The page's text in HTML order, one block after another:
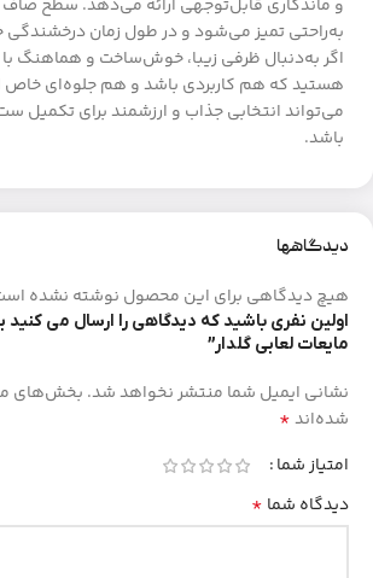
و ماندگاری قابل‌توجهی ارائه می‌دهد. سطح
به‌راحتی تمیز می‌شود و در طول زمان درخشندگی
اگر به‌دنبال ظرفی زیبا، خوش‌ساخت و هماهنگ با
هستید که هم کاربردی باشد و هم جلوه‌ای خاص
می‌تواند انتخابی جذاب و ارزشمند برای تکمیل
باشد.
دیدگاهها
هیچ دیدگاهی برای این محصول نوشته نشده
اولین نفری باشید که دیدگاهی را ارسال می کنید
مایعات لعابی گلدار”
نشانی ایمیل شما منتشر نخواهد شد. بخش‌های
شده‌اند*
امتیاز شما
دیدگاه شما *